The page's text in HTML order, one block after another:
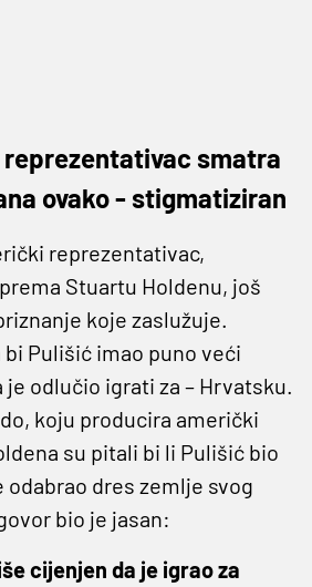
smatra
ovako - stigmatiziran
reprezentativac,
Stuartu Holdenu, još
koje zaslužuje.
Pulišić imao puno veći
odlučio igrati za – Hrvatsku.
koju producira američki
su pitali bi li Pulišić bio
dres zemlje svog
bio je jasan:
cijenjen da je igrao za